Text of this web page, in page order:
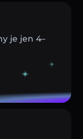
je jen 4–